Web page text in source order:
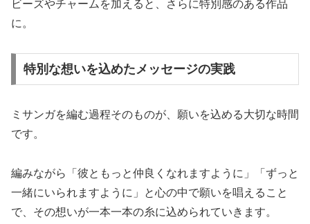
ビーズやチャームを加えると、さらに特別感のある作品
に。
特別な想いを込めたメッセージの実践
ミサンガを編む過程そのものが、願いを込める大切な時間
です。
編みながら「彼ともっと仲良くなれますように」「ずっと
一緒にいられますように」と心の中で願いを唱えること
で、その想いが一本一本の糸に込められていきます。